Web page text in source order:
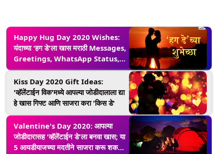
Happy Hug Day 2020 Wishes:
यंदाच्या 'हग डे'ला खास मराठी Messages,
Greetings, WhatsApp Status,
Images शेअर करुन, जोडीदारासोबत
साजरा करा प्रेमाचा दिवस
Kiss Day 2020 Gift Ideas:
'व्हॅलेंटाईन विक'मध्ये आपल्या जोडीदालाला द्या
हे खास गिफ्ट आणि साजरा करा 'किस डे'
Valentine's Day 2020: आपल्या
जोडीदारासह 'व्हॅलेंटाईन डे'ला बनवा खास; या
5 आयडीयाजच्या मदतीने साजरा करू शकता